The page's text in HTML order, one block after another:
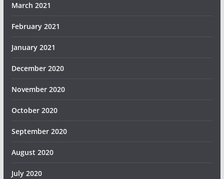
March 2021
February 2021
January 2021
December 2020
November 2020
October 2020
September 2020
August 2020
July 2020